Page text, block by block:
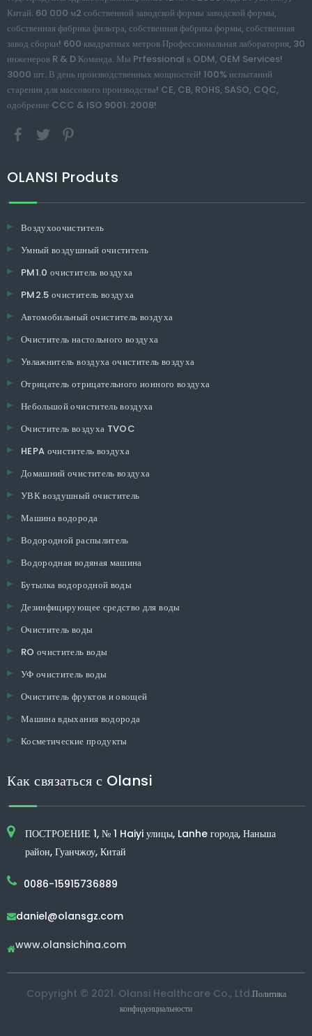
Китай. 60 000 м2 собственной заводской формы заводской формы,
собственная фабрика фильтра, собственная фабрика формы, собственная
завод сборки! 600 квадратных метров Профессиональная лаборатория, 30
инженеров R & D Команда. Мы Prfessional в ODM, OEM Services!
3000 шт. В день производственных мощностей! 100% испытаний
старения для массового производства! CE, CB, ROHS, SASO, CQC,
одобрение CCC & ISO 9001: 2008!
OLANSI Produts
Воздухоочиститель
Умный воздушный очиститель
PM1.0 очиститель воздуха
PM2.5 очиститель воздуха
Автомобильный очиститель воздуха
Очиститель настольного воздуха
Увлажнитель воздуха очиститель воздуха
Отрицатель отрицательного ионного воздуха
Небольшой очиститель воздуха
Очиститель воздуха TVOC
HEPA очиститель воздуха
Домашний очиститель воздуха
УВК воздушный очиститель
Машина водорода
Водородной распылитель
Водородная водяная машина
Бутылка водородной воды
Дезинфицирующее средство для воды
Очиститель воды
RO очиститель воды
УФ очиститель воды
Очиститель фруктов и овощей
Машина вдыхания водорода
Косметические продукты
Как связаться с Olansi
ПОСТРОЕНИЕ 1, № 1 Haiyi улицы, Lanhe города, Наньша
район, Гуанчжоу, Китай
0086-15915736889
daniel@olansgz.com
www.olansichina.com
Copyright © 2021. Olansi Healthcare Co., Ltd.Политика
конфиденциальности